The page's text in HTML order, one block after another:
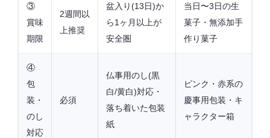
③
賞味
期限
2週間以
上推奨
盆入り(13日)か
ら1ヶ月以上が
安全圏
当日〜3日の生
菓子・無添加手
作り菓子
④
包
装・
のし
対応
必須
仏事用のし(黒
白/黄白)対応・
落ち着いた包装
紙
ピンク・赤系の
慶事用包装・キ
ャラクター箱